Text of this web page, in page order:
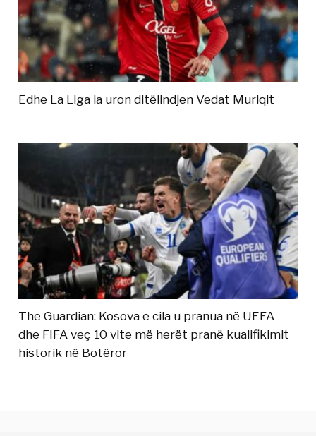
Edhe La Liga ia uron ditëlindjen Vedat Muriqit
The Guardian: Kosova e cila u pranua në UEFA
dhe FIFA veç 10 vite më herët pranë kualifikimit
historik në Botëror